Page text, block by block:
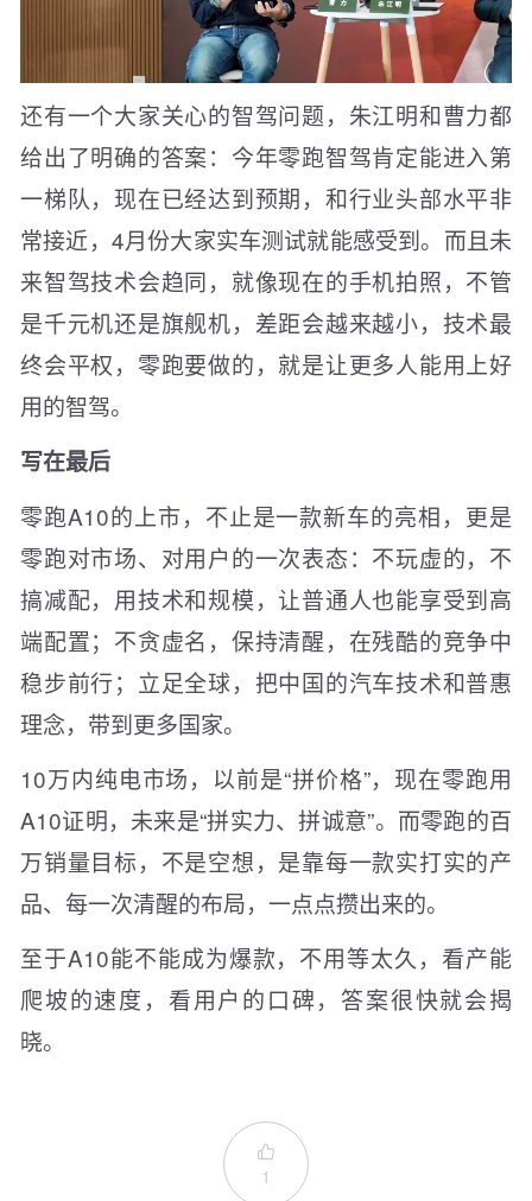
还有一个大家关心的智驾问题，朱江明和曹力都
给出了明确的答案：今年零跑智驾肯定能进入第
一梯队，现在已经达到预期，和行业头部水平非
常接近，4月份大家实车测试就能感受到。而且未
来智驾技术会趋同，就像现在的手机拍照，不管
是千元机还是旗舰机，差距会越来越小，技术最
终会平权，零跑要做的，就是让更多人能用上好
用的智驾。
写在最后
零跑A10的上市，不止是一款新车的亮相，更是
零跑对市场、对用户的一次表态：不玩虚的，不
搞减配，用技术和规模，让普通人也能享受到高
端配置；不贪虚名，保持清醒，在残酷的竞争中
稳步前行；立足全球，把中国的汽车技术和普惠
理念，带到更多国家。
10万内纯电市场，以前是“拼价格”，现在零跑用
A10证明，未来是“拼实力、拼诚意”。而零跑的百
万销量目标，不是空想，是靠每一款实打实的产
品、每一次清醒的布局，一点点攒出来的。
至于A10能不能成为爆款，不用等太久，看产能
爬坡的速度，看用户的口碑，答案很快就会揭
晓。

1